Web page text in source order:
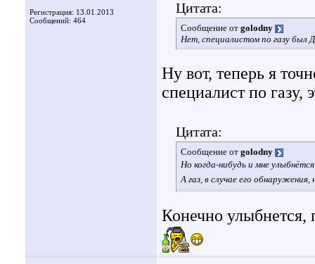
Регистрация: 13.01.2013
Сообщений: 464
Цитата:
Сообщение от golodny
Нет, специалистом по газу был
Ну вот, теперь я
специалист по газу,
Цитата:
Сообщение от golodny
Но когда-нибудь и мне
А газ, в случае его
Конечно улыбнется,